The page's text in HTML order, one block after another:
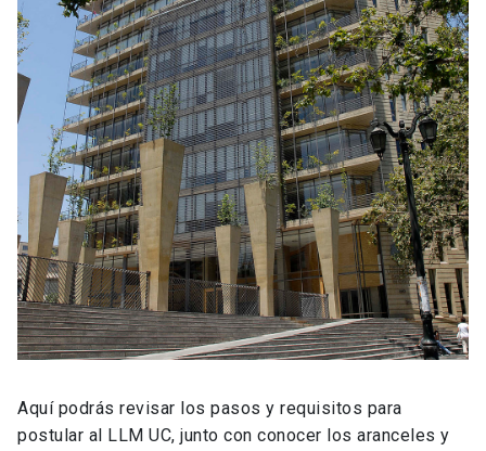
Aquí podrás revisar los pasos y requisitos para
postular al LLM UC, junto con conocer los aranceles y